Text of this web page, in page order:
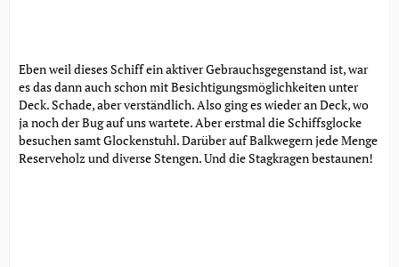
Eben weil dieses Schiff ein aktiver Gebrauchsgegenstand ist, war
es das dann auch schon mit Besichtigungsmöglichkeiten unter
Deck. Schade, aber verständlich. Also ging es wieder an Deck, wo
ja noch der Bug auf uns wartete. Aber erstmal die Schiffsglocke
besuchen samt Glockenstuhl. Darüber auf Balkwegern jede Menge
Reserveholz und diverse Stengen. Und die Stagkragen bestaunen!